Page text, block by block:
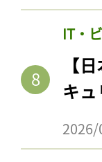
IT・
【
キ